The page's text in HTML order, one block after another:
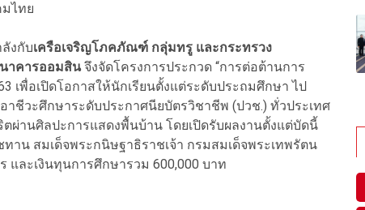
ไทย
งกับเครือเจริญโภคภัณฑ์ กลุ่มทรู และกระทรวง
าคารออมสินจึงจัดโครงการประกวด “การต่อต้านการ
เพื่อเปิดโอกาสให้นักเรียนตั้งแต่ระดับประถมศึกษา ไป
าชีวะศึกษาระดับประกาศนียบัตรวิชาชีพ (ปวช.) ทั่วประเทศ
ตผ่านศิลปะการแสดงพื้นบ้าน โดยเปิดรับผลงานตั้งแต่บัดนี้
าน สมเด็จพระกนิษฐาธิราชเจ้า กรมสมเด็จพระเทพรัตน
และเงินทุนการศึกษารวม 600,000 บาท